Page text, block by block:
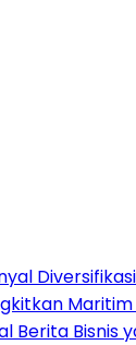
Maritim
Berita